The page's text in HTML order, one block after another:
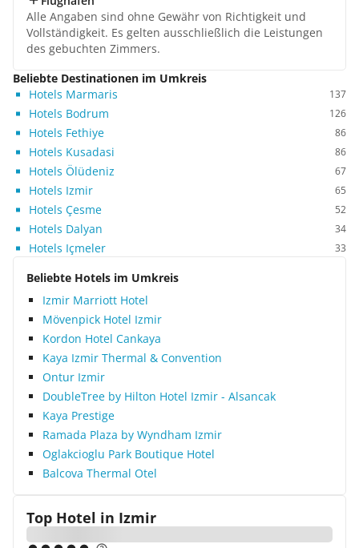
Alle Angaben sind ohne Gewähr von Richtigkeit und
Vollständigkeit. Es gelten ausschließlich die Leistungen
des gebuchten Zimmers.
Beliebte Destinationen im Umkreis
Hotels Marmaris
137
Hotels Bodrum 126
Hotels Fethiye 86
Hotels Kusadasi 86
Hotels Ölüdeniz 67
Hotels Izmir 65
Hotels Çesme 52
Hotels Dalyan 34
Hotels Içmeler 33
Beliebte Hotels im Umkreis
Izmir Marriott Hotel
Mövenpick Hotel Izmir
Kordon Hotel Cankaya
Kaya Izmir Thermal & Convention
Ontur Izmir
DoubleTree by Hilton Hotel Izmir - Alsancak
Kaya Prestige
Ramada Plaza by Wyndham Izmir
Oglakcioglu Park Boutique Hotel
Balcova Thermal Otel
Top Hotel in Izmir